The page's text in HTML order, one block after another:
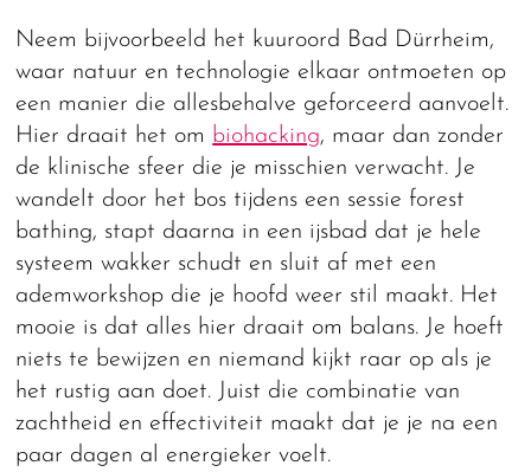
Neem bijvoorbeeld het kuuroord Bad Dürrheim,
waar natuur en technologie elkaar ontmoeten op
een manier die allesbehalve geforceerd aanvoelt.
Hier draait het om biohacking, maar dan zonder
de klinische sfeer die je misschien verwacht. Je
wandelt door het bos tijdens een sessie forest
bathing, stapt daarna in een ijsbad dat je hele
systeem wakker schudt en sluit af met een
ademworkshop die je hoofd weer stil maakt. Het
mooie is dat alles hier draait om balans. Je hoeft
niets te bewijzen en niemand kijkt raar op als je
het rustig aan doet. Juist die combinatie van
zachtheid en effectiviteit maakt dat je je na een
paar dagen al energieker voelt.